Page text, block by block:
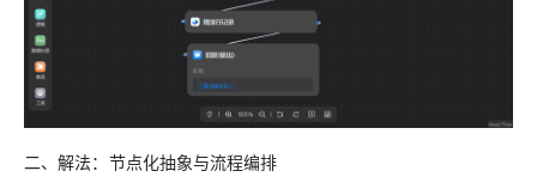
二、解法：节点化抽象与流程编排